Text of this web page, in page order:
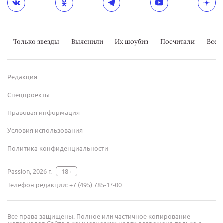
Только звезды Выяснили Их шоубиз Посчитали
Редакция
Спецпроекты
Правовая информация
Условия использования
Политика конфиденциальности
Passion, 2026 г.
18+
Телефон редакции:+7 (495) 785-17-00
Все права защищены. Полное или частичное копирование